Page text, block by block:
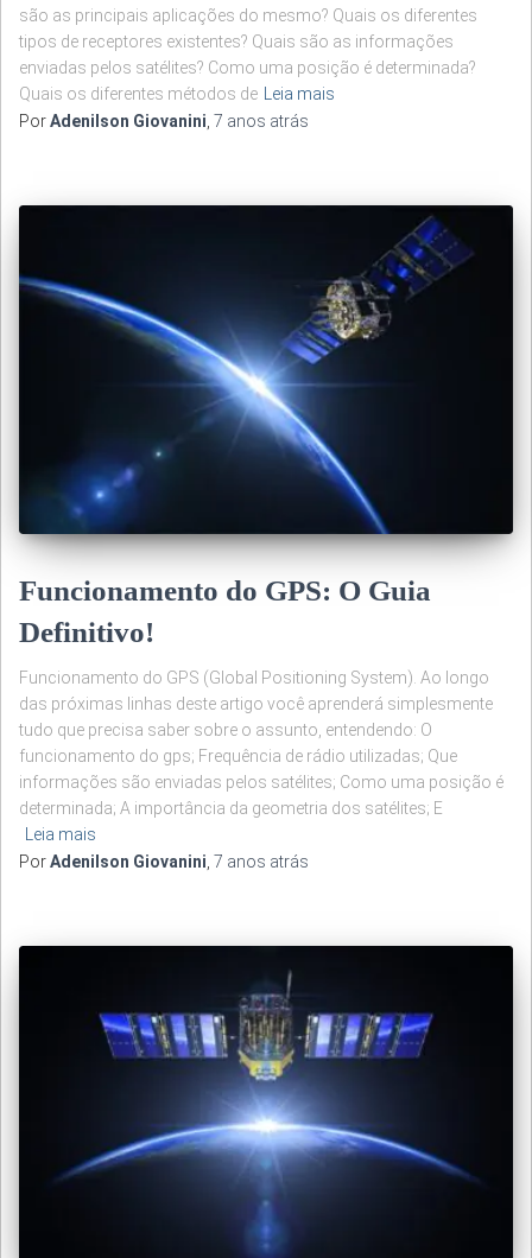
são as principais aplicações do mesmo? Quais os diferentes
tipos de receptores existentes? Quais são as informações
enviadas pelos satélites? Como uma posição é determinada?
Quais os diferentes métodos de
Leia mais
PorAdenilson Giovanini 7 anos atrás
Funcionamento do GPS: O Guia
Definitivo!
Funcionamento do GPS (Global Positioning System). Ao longo
das próximas linhas deste artigo você aprenderá simplesmente
tudo que precisa saber sobre o assunto, entendendo: O
funcionamento do gps; Frequência de rádio utilizadas; Que
informações são enviadas pelos satélites; Como uma posição é
determinada; A importância da geometria dos satélites; E
Leia mais
PorAdenilson Giovanini 7 anos atrás